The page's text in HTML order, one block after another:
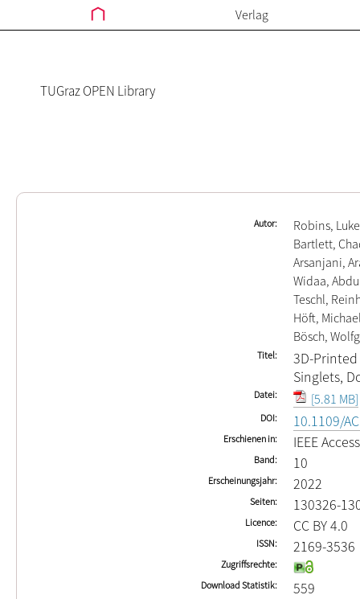
Verlag
TUGraz OPEN Library
Autor
Robins, Luke
Bartlett,
Arsanjani,
Widaa,
Teschl,
Höft,
Bösch,
Titel
3D-
Singlets,
Datei [5.81 MB]
DOI 10.1109/
Erschienen in IEEE Access
Band 10
Erscheinungsjahr 2022
Seiten 130326-
Licence CC BY 4.0
ISSN 2169-3536
Zugriffsrechte
Download Statistik
559